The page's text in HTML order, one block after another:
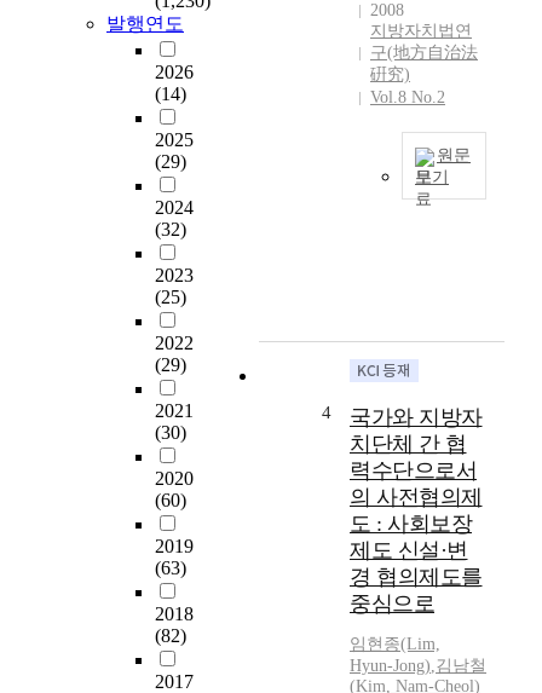
발행연도
2026
(14)
2025
(29)
2024
(32)
2023
(25)
2022
(29)
2021
(30)
2020
(60)
2019
(63)
2018
(82)
2017
국
2008
지방자치법연
구(地方自治法
硏究)
Vol.8 No.2
원문
보기
4
국가와 지방자
치단체 간 협
력수단으로서
의 사전협의제
도 : 사회보장
제도 신설·변
경 협의제도를
중심으로
임현종(Lim,
Hyun-Jong),김남철
(Kim, Nam-Cheol)